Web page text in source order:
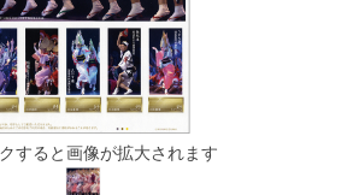
すると画像が拡大されます